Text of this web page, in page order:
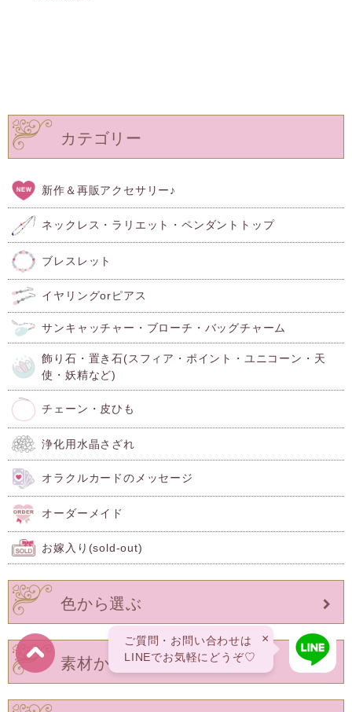
カテゴリー
新作＆再販アクセサリー♪
ネックレス・ラリエット・ペンダントトップ
ブレスレット
イヤリングorピアス
サンキャッチャー・ブローチ・バッグチャーム
飾り石・置き石(スフィア・ポイント・ユニコーン・天
使・妖精など)
チェーン・皮ひも
浄化用水晶さざれ
オラクルカードのメッセージ
オーダーメイド
お嫁入り(sold-out)
色から選ぶ
素材から選ぶ
ご質問・お問い合わせは
LINEでお気軽にどうぞ♡
×